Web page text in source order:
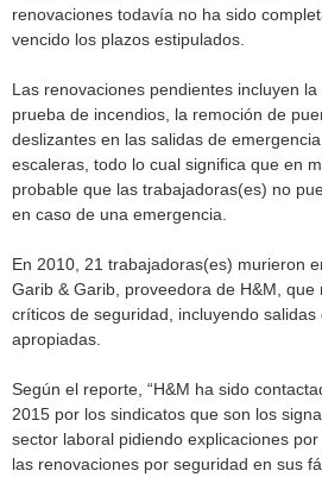
renovaciones todavía no ha sido
vencido los plazos estipulados.
Las renovaciones pendientes incluyen
prueba de incendios, la remoción de
deslizantes en las salidas de
escaleras, todo lo cual significa que en
probable que las trabajadoras(es) no
en caso de una emergencia.
En 2010, 21 trabajadoras(es) murieron
Garib & Garib, proveedora de H&M,
críticos de seguridad, incluyendo salidas
apropiadas.
Según el reporte, “H&M ha sido
2015 por los sindicatos que son los
sector laboral pidiendo explicaciones
las renovaciones por seguridad en sus